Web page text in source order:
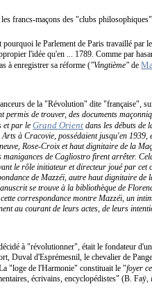
francs-maçons des "clubs
pourquoi le Parlement de Paris travaillé
l'idée qu'en ... 1789. Comme par
à enregistrer sa réforme ("Vingtième" de
de la "Révolution" dite "française",
permis de trouver, des documents
et par leGrand Orient dans les débuts de
à Cracovie, possédaient jusqu'en
Rose-Croix et haut dignitaire de la
de Cagliostro firent arrêter.
le rôle initiateur et directeur joué par cet
de Mazzéi, autre haut dignitaire de
se trouve à la bibliothèque de
correspondance montre Mazzéi, un
au courant de leurs actes, de leurs
à "révolutionner", était le fondateur
Duval d'Esprémesnil, le chevalier de
La "loge de l'Harmonie" constituait le "foyer
écrivains, encyclopédistes" (B. Faÿ,